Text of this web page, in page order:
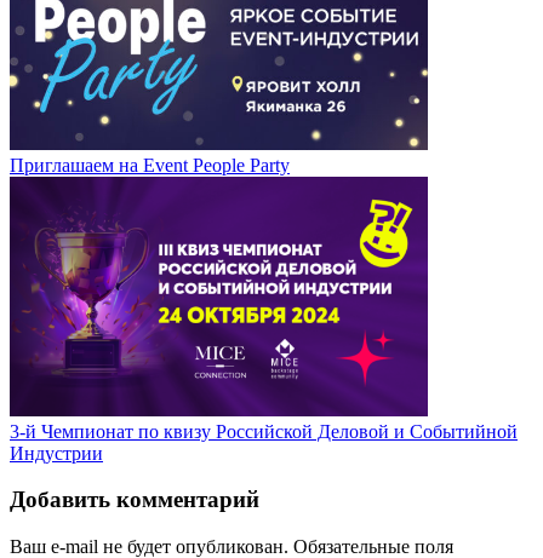
Приглашаем на Event People Party
3-й Чемпионат по квизу Российской Деловой и Событийной
Индустрии
Добавить комментарий
Ваш e-mail не будет опубликован. Обязательные поля